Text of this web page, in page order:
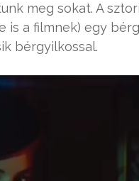
meg sokat. A
is a filmnek) egy
bérgyilkossal.